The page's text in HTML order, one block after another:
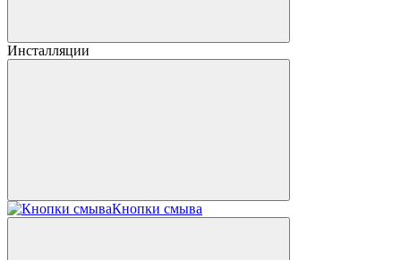
Инсталляции
Кнопки смыва